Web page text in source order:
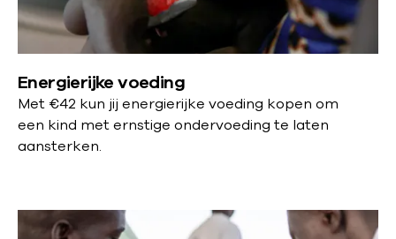
Energierijke voeding
Met €42 kun jij energierijke voeding kopen om
een kind met ernstige ondervoeding te laten
aansterken.